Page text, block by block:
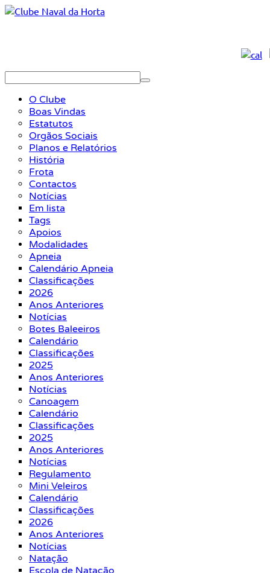
O Clube
Boas Vindas
Estatutos
Orgãos Sociais
Planos e Relatórios
História
Frota
Contactos
Notícias
Em lista
Tags
Apoios
Modalidades
Apneia
Calendário Apneia
Classificações
2026
Anos Anteriores
Notícias
Botes Baleeiros
Calendário
Classificações
2025
Anos Anteriores
Notícias
Canoagem
Calendário
Classificações
2025
Anos Anteriores
Notícias
Regulamento
Mini Veleiros
Calendário
Classificações
2026
Anos Anteriores
Notícias
Natação
Escola de Natação